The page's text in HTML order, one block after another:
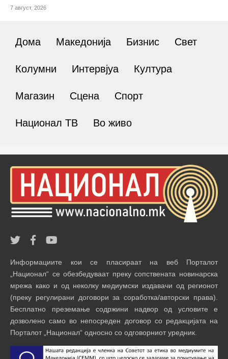
7 август, 2026
Дома Македонија Бизнис Свет
Колумни Интервјуа Култура
Магазин Сцена Спорт
Национал ТВ Во живо
Информациите кои се пласираат на веб Порталот
„Национал“ се обезбедуваат преку сопствената новинарска
мрежа како и од неколку медиумски издавачи од регионот
(преку регулирани договори за соработка/авторски права).
Бесплатно преземање содржини надвор од условите е
дозволено само во непосреден договор со редакцијата на
Порталот „Национал“ односно со одговорниот уредник.